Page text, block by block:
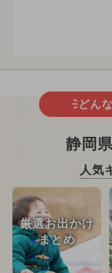
どん
静岡
人気
厳選お出かけ
まとめ